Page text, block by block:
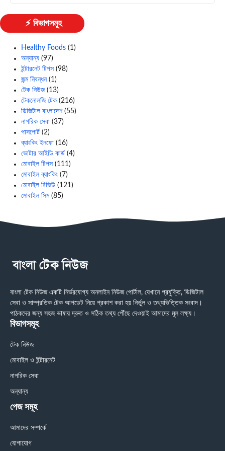
⚡ বিভাগসমূহ
Healthy Foods (1)
অন্যান্য (97)
ইন্টারনেট টিপস (98)
জন্ম নিবন্ধন(1)
টেক নিউজ(13)
টেকনোলজি টেক (216)
ডিজিটাল বাংলাদেশ(55)
নাগরিক সেবা (37)
পাসপোর্ট (2)
ব্যাংকিং ইনফো (16)
ভোটার আইডি কার্ড (4)
মোবাইল টিপস (111)
মোবাইল ব্যাংকিং (7)
মোবাইল রিভিউ (121)
মোবাইল সিম(85)
বাংলা টেক নিউজ একটি নির্ভরযোগ্য অনলাইন নিউজ পোর্টাল, যেখানে প্রযুক্তি, ডিজিটাল
সেবা ও সাম্প্রতিক টেক আপডেট নিয়ে প্রকাশ করা হয় নির্ভুল ও তথ্যভিত্তিক সংবাদ।
পাঠকদের জন্য সহজ ভাষায় দ্রুত ও সঠিক তথ্য পৌঁছে দেওয়াই আমাদের মূল লক্ষ্য।
বিভাগসমূহ
টেক নিউজ
মোবাইল ও ইন্টারনেট
নাগরিক সেবা
অন্যান্য
পেজ সমূহ
আমাদের সম্পর্কে
যোগাযোগ